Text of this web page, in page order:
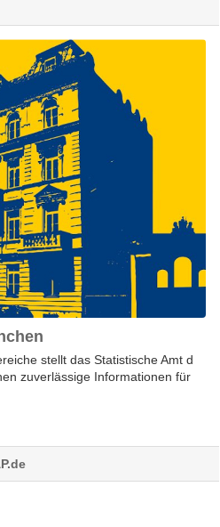
stellt das Sta­tis­ti­sche Amt d
zu­ver­läs­si­ge In­for­ma­tio­nen für